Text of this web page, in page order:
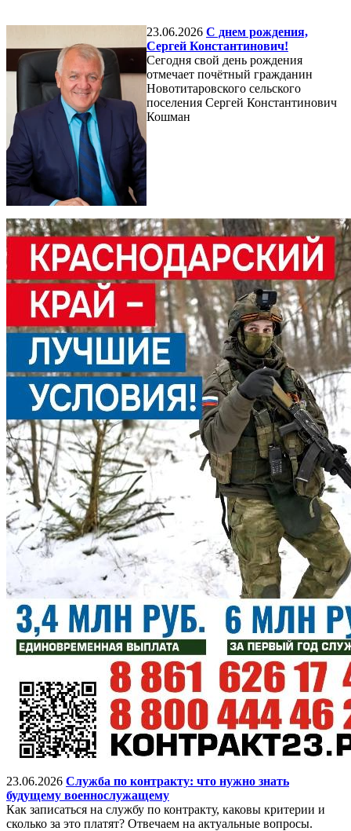
23.06.2026 С днем рождения,
Сергей Константинович!
Сегодня свой день рождения
отмечает почётный гражданин
Новотитаровского сельского
поселения Сергей Константинович
Кошман
23.06.2026 Служба по контракту: что нужно знать
будущему военнослужащему
Как записаться на службу по контракту, каковы критерии и
сколько за это платят? Отвечаем на актуальные вопросы.